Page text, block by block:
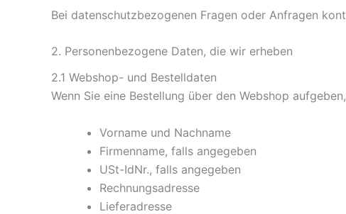
Bei datenschutzbezogenen Fragen oder Anfragen
2. Personenbezogene Daten, die wir erheben
2.1 Webshop- und Bestelldaten
Wenn Sie eine Bestellung über den Webshop
Vorname und Nachname
Firmenname, falls angegeben
USt-IdNr., falls angegeben
Rechnungsadresse
Lieferadresse